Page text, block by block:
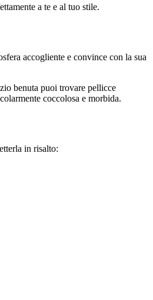
a te e al tuo stile.
accogliente e convince con la sua
benuta puoi trovare pellicce
coccolosa e morbida.
in risalto: